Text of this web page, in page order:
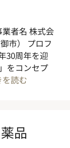
者名 株式会
市） プロフ
30周年を迎
をコンセプ
読む
品